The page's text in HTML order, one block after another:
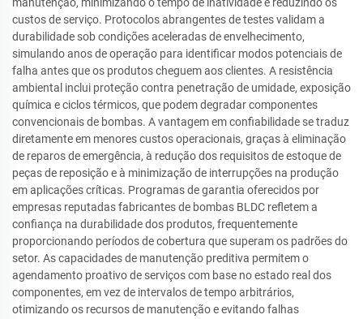
custos de serviço. Protocolos abrangentes de testes validam a
durabilidade sob condições aceleradas de envelhecimento,
simulando anos de operação para identificar modos potenciais de
falha antes que os produtos cheguem aos clientes. A resistência
ambiental inclui proteção contra penetração de umidade, exposição
química e ciclos térmicos, que podem degradar componentes
convencionais de bombas. A vantagem em confiabilidade se traduz
diretamente em menores custos operacionais, graças à eliminação
de reparos de emergência, à redução dos requisitos de estoque de
peças de reposição e à minimização de interrupções na produção
em aplicações críticas. Programas de garantia oferecidos por
empresas reputadas fabricantes de bombas BLDC refletem a
confiança na durabilidade dos produtos, frequentemente
proporcionando períodos de cobertura que superam os padrões do
setor. As capacidades de manutenção preditiva permitem o
agendamento proativo de serviços com base no estado real dos
componentes, em vez de intervalos de tempo arbitrários,
otimizando os recursos de manutenção e evitando falhas